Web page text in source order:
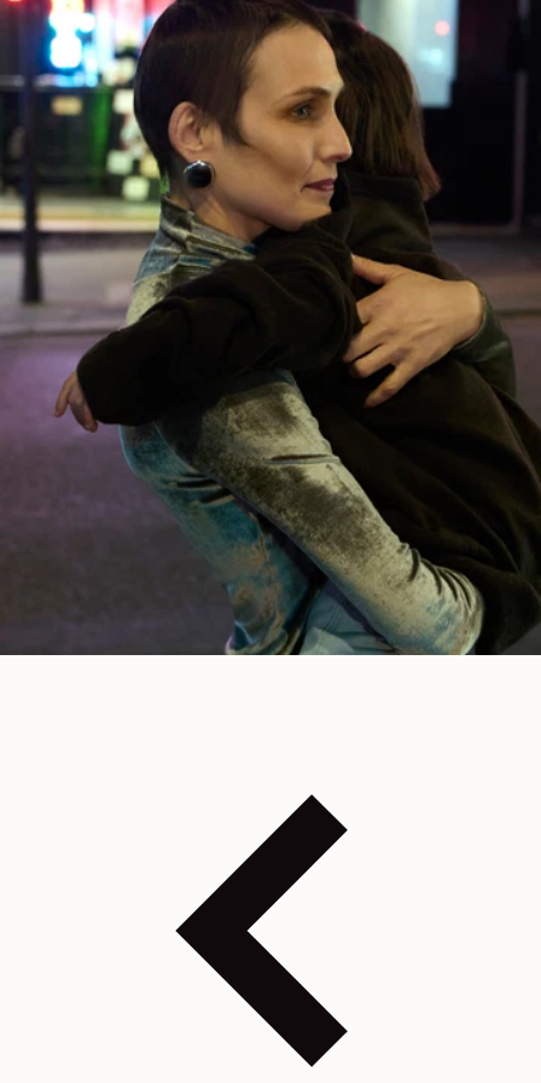
KUNDENBETREUUNG
FAQ
RÜCKGABEANFRAGE
WIDERRUFSRECHT
RÜCKVERFOLGBARKEIT
INSTAGRAM
RED
LINKEDIN
FACEBOOK
SPOTIFY
WEIBO
PINTEREST
ALLGEMEINE GESCHÄFTSBEDINGUNGEN
DATENSCHUTZERKLÄRUNG
RECHTLICHE HINWEISE
GLEICHSTELLUNGSINDEX
COOKIES SETTINGS